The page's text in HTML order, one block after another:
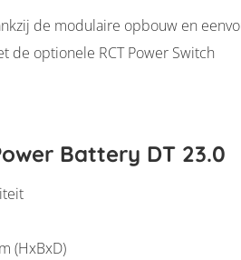
de modulaire opbouw en
de optionele RCT Power Switch
Battery DT 23.0
(HxBxD)